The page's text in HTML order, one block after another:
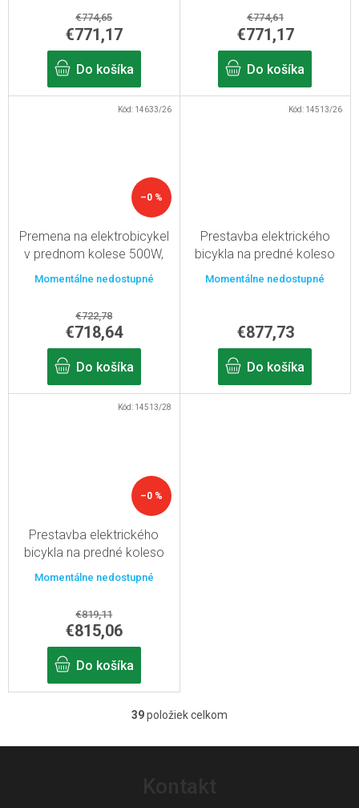
€774,65
€771,17
Do košíka
€774,61
€771,17
Do košíka
–0 %
Premena na elektrobicykel
v prednom kolese 500W,
batéria s kapacitou 13Ah, s
Momentálne nedostupné
€722,78
€718,64
Do košíka
Kód: 14633/26
Prestavba elektrického
bicykla na predné koleso
500W, kapacita rámovej
batérie 15,6 Ah, s 26"
Momentálne nedostupné
€877,73
Do košíka
Kód: 14513/26
–0 %
Prestavba elektrického
bicykla na predné koleso
500W, kapacita rámovej
batérie 15,6 Ah, s 28"
Momentálne nedostupné
€819,11
€815,06
Do košíka
Kód: 14513/28
O
v
39položiek celkom